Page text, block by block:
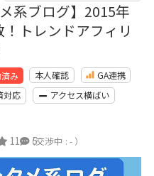
系ブログ】2015年
トレンドアフィリ
み 本人確認
GA連携
対応
アクセス横ばい
11 5
（交渉中 : - ）